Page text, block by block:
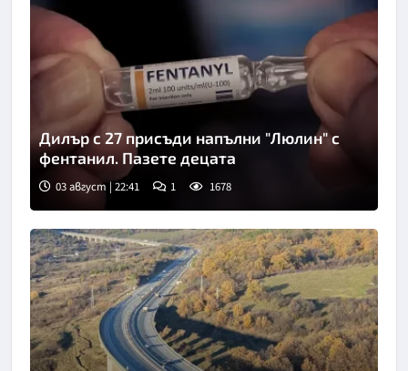
Дилър с 27 присъди напълни "Люлин" с
фентанил. Пазете децата
03 август | 22:41 1 1678